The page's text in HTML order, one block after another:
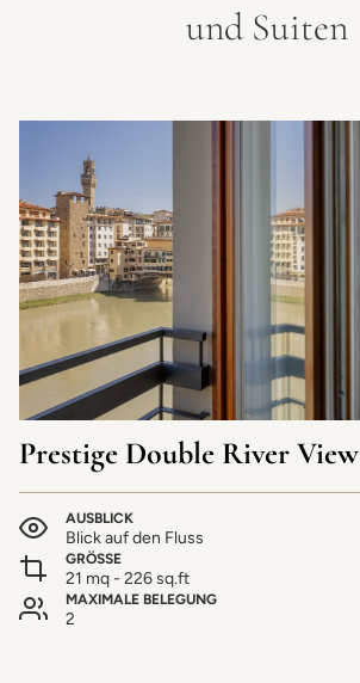
und Suiten
Prestige Double River View
AUSBLICK
Blick auf den Fluss
GRÖSSE
21 mq - 226 sq.ft
MAXIMALE BELEGUNG
2